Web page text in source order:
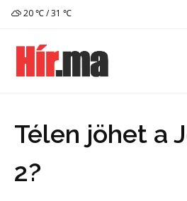
20 ℃ / 31 ℃
Télen jöhet a
2?